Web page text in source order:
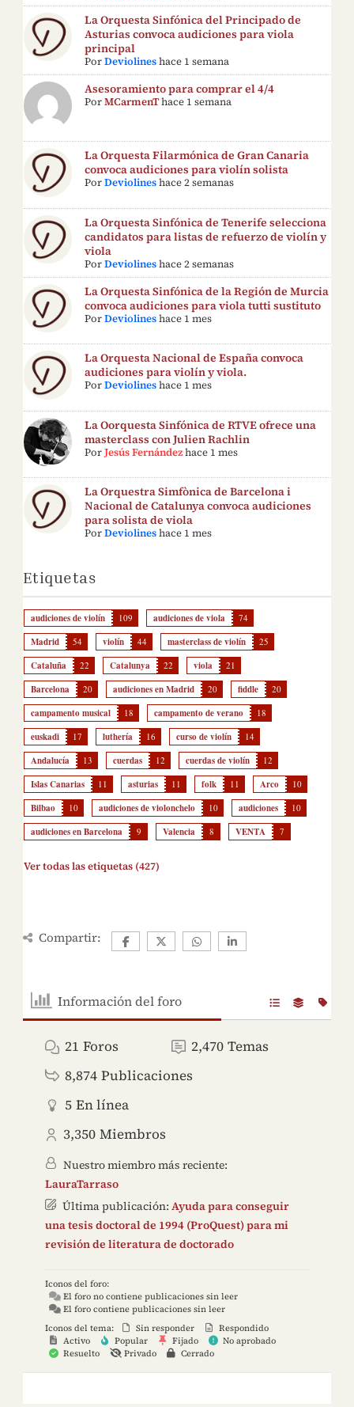
La Orquesta Sinfónica del Principado de
Asturias convoca audiciones para viola
principal
PorDeviolines hace 1 semana
Asesoramiento para comprar el 4/4
PorMCarmenThace 1 semana
La Orquesta Filarmónica de Gran Canaria
convoca audiciones para violín solista
PorDeviolines hace 2 semanas
La Orquesta Sinfónica de Tenerife selecciona
candidatos para listas de refuerzo de violín y
viola
PorDeviolines hace 2 semanas
La Orquesta Sinfónica de la Región de Murcia
convoca audiciones para viola tutti sustituto
PorDeviolines hace 1 mes
La Orquesta Nacional de España convoca
audiciones para violín y viola.
PorDeviolines hace 1 mes
La Oorquesta Sinfónica de RTVE ofrece una
masterclass con Julien Rachlin
PorJesús Fernández hace 1 mes
La Orquestra Simfònica de Barcelona i
Nacional de Catalunya convoca audiciones
para solista de viola
PorDeviolines hace 1 mes
Etiquetas
audiciones de violín 109 audiciones de viola 74
Madrid 54 violín 44 masterclass de violín 25
Cataluña 22 Catalunya 22 viola 21
Barcelona 20 audiciones en Madrid 20 fiddle 20
campamento musical 18 campamento de verano 18
euskadi 17 luthería 16 curso de violín 14
Andalucía 13 cuerdas 12 cuerdas de violín 12
Islas Canarias 11 asturias 11 folk 11 Arco 10
Bilbao 10 audiciones de violonchelo 10 audiciones 10
audiciones en Barcelona 9 Valencia 8 VENTA 7
Ver todas las etiquetas (427)
Compartir:
Información del foro
21 Foros 2,470 Temas
8,874 Publicaciones
5 En línea
3,350 Miembros
Nuestro miembro más reciente:
LauraTarraso
Última publicación: Ayuda para conseguir
una tesis doctoral de 1994 (ProQuest) para mi
revisión de literatura de doctorado
Iconos del foro:
El foro no contiene publicaciones sin leer
El foro contiene publicaciones sin leer
Iconos del tema:
Sin responder
Respondido
Activo
Popular Fijado
No aprobado
Resuelto
Privado Cerrado